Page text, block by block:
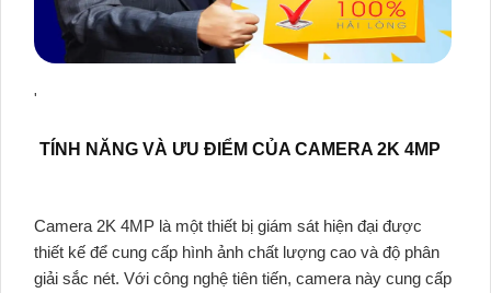
'
TÍNH NĂNG VÀ ƯU ĐIỂM CỦA CAMERA 2K 4MP
Camera 2K 4MP là một thiết bị giám sát hiện đại được
thiết kế để cung cấp hình ảnh chất lượng cao và độ phân
giải sắc nét. Với công nghệ tiên tiến, camera này cung cấp